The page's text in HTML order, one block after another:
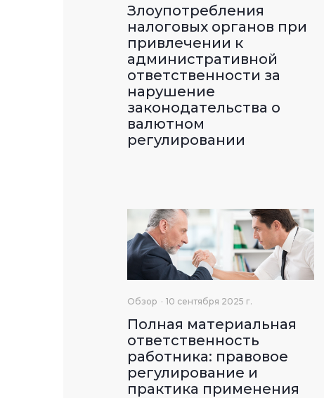
Злоупотребления
налоговых органов при
привлечении к
административной
ответственности за
нарушение
законодательства о
валютном
регулировании
Обзор 10 сентября 2025 г.
Полная материальная
ответственность
работника: правовое
регулирование и
практика применения